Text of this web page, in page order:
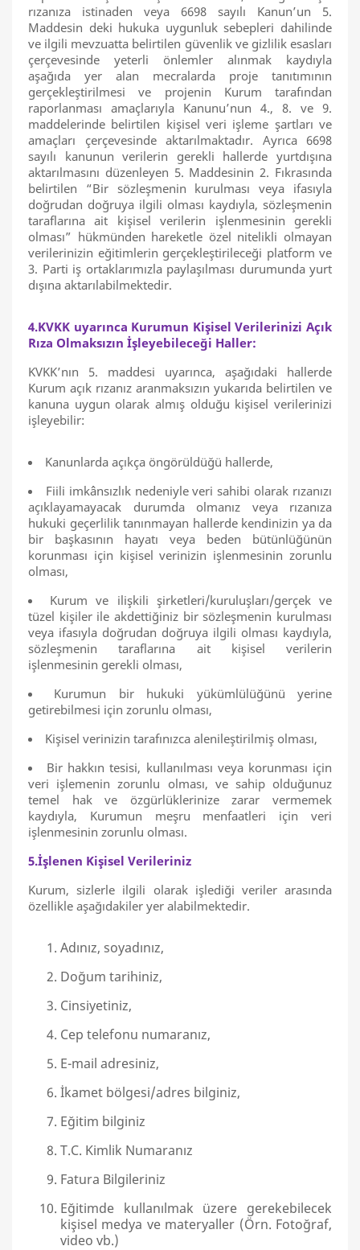
rızanıza istinaden veya 6698 sayılı Kanun’un 5.
Maddesin deki hukuka uygunluk sebepleri dahilinde
ve ilgili mevzuatta belirtilen güvenlik ve gizlilik esasları
çerçevesinde yeterli önlemler alınmak kaydıyla
aşağıda yer alan mecralarda proje tanıtımının
gerçekleştirilmesi ve projenin Kurum tarafından
raporlanması amaçlarıyla Kanunu’nun 4., 8. ve 9.
maddelerinde belirtilen kişisel veri işleme şartları ve
amaçları çerçevesinde aktarılmaktadır. Ayrıca 6698
sayılı kanunun verilerin gerekli hallerde yurtdışına
aktarılmasını düzenleyen 5. Maddesinin 2. Fıkrasında
belirtilen “Bir sözleşmenin kurulması veya ifasıyla
doğrudan doğruya ilgili olması kaydıyla, sözleşmenin
taraflarına ait kişisel verilerin işlenmesinin gerekli
olması” hükmünden hareketle özel nitelikli olmayan
verilerinizin eğitimlerin gerçekleştirileceği platform ve
3. Parti iş ortaklarımızla paylaşılması durumunda yurt
dışına aktarılabilmektedir.
4.KVKK uyarınca Kurumun Kişisel Verilerinizi Açık
Rıza Olmaksızın İşleyebileceği Haller:
KVKK’nın 5. maddesi uyarınca, aşağıdaki hallerde
Kurum açık rızanız aranmaksızın yukarıda belirtilen ve
kanuna uygun olarak almış olduğu kişisel verilerinizi
işleyebilir:
Kanunlarda açıkça öngörüldüğü hallerde,
Fiili imkânsızlık nedeniyle veri sahibi olarak rızanızı
açıklayamayacak durumda olmanız veya rızanıza
hukuki geçerlilik tanınmayan hallerde kendinizin ya da
bir başkasının hayatı veya beden bütünlüğünün
korunması için kişisel verinizin işlenmesinin zorunlu
olması,
Kurum ve ilişkili şirketleri/kuruluşları/gerçek ve
tüzel kişiler ile akdettiğiniz bir sözleşmenin kurulması
veya ifasıyla doğrudan doğruya ilgili olması kaydıyla,
sözleşmenin taraflarına ait kişisel verilerin
işlenmesinin gerekli olması,
Kurumun bir hukuki yükümlülüğünü yerine
getirebilmesi için zorunlu olması,
Kişisel verinizin tarafınızca alenileştirilmiş olması,
Bir hakkın tesisi, kullanılması veya korunması için
veri işlemenin zorunlu olması, ve sahip olduğunuz
temel hak ve özgürlüklerinize zarar vermemek
kaydıyla, Kurumun meşru menfaatleri için veri
işlenmesinin zorunlu olması.
5.İşlenen Kişisel Verileriniz
Kurum, sizlerle ilgili olarak işlediği veriler arasında
özellikle aşağıdakiler yer alabilmektedir.
Adınız, soyadınız,
Doğum tarihiniz,
Cinsiyetiniz,
Cep telefonu numaranız,
E-mail adresiniz,
İkamet bölgesi/adres bilginiz,
Eğitim bilginiz
T.C. Kimlik Numaranız
Fatura Bilgileriniz
Eğitimde kullanılmak üzere gerekebilecek
kişisel medya ve materyaller (Örn. Fotoğraf,
video vb.)